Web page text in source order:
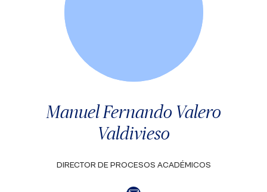
Manuel Fernando Valero
Valdivieso
DIRECTOR DE PROCESOS ACADÉMICOS